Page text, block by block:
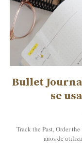
Bullet
se
Track the Past, Order
años de